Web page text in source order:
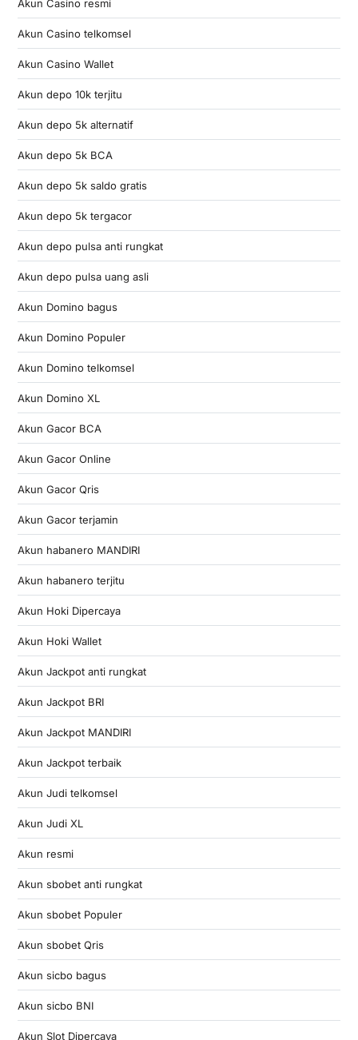
Akun Casino resmi
Akun Casino telkomsel
Akun Casino Wallet
Akun depo 10k terjitu
Akun depo 5k alternatif
Akun depo 5k BCA
Akun depo 5k saldo gratis
Akun depo 5k tergacor
Akun depo pulsa anti rungkat
Akun depo pulsa uang asli
Akun Domino bagus
Akun Domino Populer
Akun Domino telkomsel
Akun Domino XL
Akun Gacor BCA
Akun Gacor Online
Akun Gacor Qris
Akun Gacor terjamin
Akun habanero MANDIRI
Akun habanero terjitu
Akun Hoki Dipercaya
Akun Hoki Wallet
Akun Jackpot anti rungkat
Akun Jackpot BRI
Akun Jackpot MANDIRI
Akun Jackpot terbaik
Akun Judi telkomsel
Akun Judi XL
Akun resmi
Akun sbobet anti rungkat
Akun sbobet Populer
Akun sbobet Qris
Akun sicbo bagus
Akun sicbo BNI
Akun Slot Dipercaya